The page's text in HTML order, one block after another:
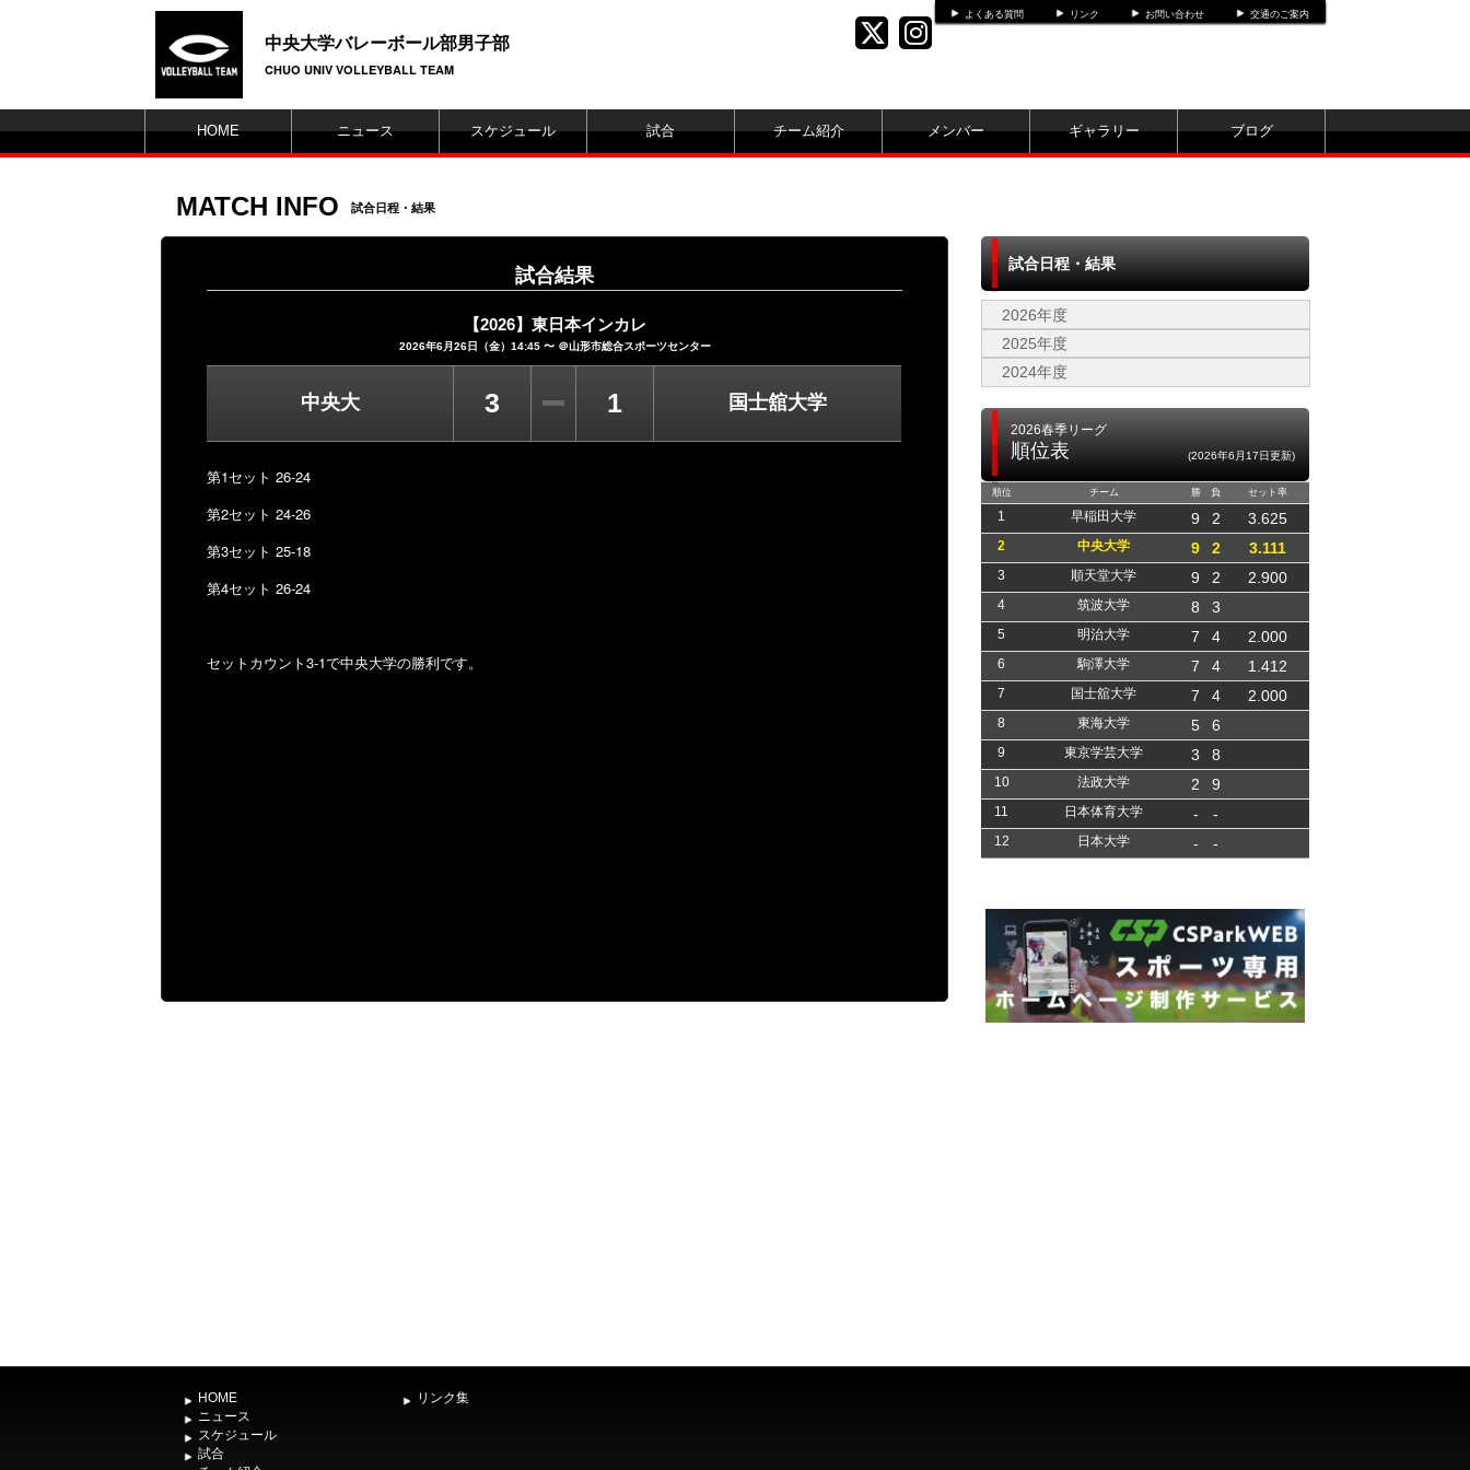
よくある質問 リンク お問い合わせ 交通のご案内
中央大学バレーボール部男子部
CHUO UNIV VOLLEYBALL TEAM
HOME ニュース スケジュール 試合 チーム紹介 メンバー ギャラリー ブログ
MATCH INFO 試合日程・結果
試合結果
【2026】東日本インカレ
2026年6月26日（金）14:45 〜 ＠山形市総合スポーツセンター
中央大 3 1 国士舘大学
第1セット 26-24
第2セット 24-26
第3セット 25-18
第4セット 26-24
セットカウント3-1で中央大学の勝利です。
試合日程・結果
2026年度
2025年度
2024年度
2026春季リーグ
順位表 (2026年6月17日更新)
順位 チーム 勝 負 セット率
1 早稲田大学 9 2 3.625
2 中央大学 9 2 3.111
3 順天堂大学 9 2 2.900
4 筑波大学 8 3
5 明治大学 7 4 2.000
6 駒澤大学 7 4 1.412
7 国士舘大学 7 4 2.000
8 東海大学 5 6
9 東京学芸大学 3 8
10 法政大学 2 9
11 日本体育大学 - -
12 日本大学 - -
HOME
ニュース
スケジュール
試合
リンク集